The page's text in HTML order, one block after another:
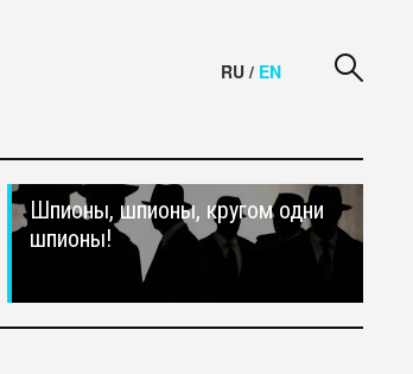
RU / EN
Шпионы, шпионы, кругом одни
шпионы!